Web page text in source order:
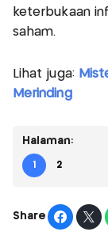
keterbukaan
saham.
Lihat juga:
Merinding
Halaman:
1 2
Share